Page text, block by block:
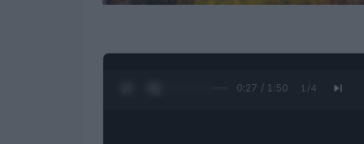
0:28 / 1:50 1 /4